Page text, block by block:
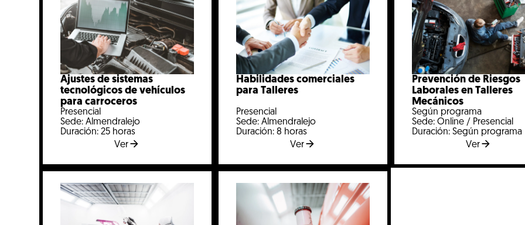
Ajustes de sistemas
tecnológicos de vehículos
para carroceros
Presencial
Sede: Almendralejo
Duración: 25 horas
Ver
Habilidades comerciales
para Talleres
Presencial
Sede: Almendralejo
Duración: 8 horas
Ver
Prevención de Riesgos
Laborales en Talleres
Mecánicos
Según programa
Sede: Online / Presencial
Duración: Según programa
Ver